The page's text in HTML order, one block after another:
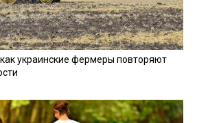
украинские фермеры повторяют